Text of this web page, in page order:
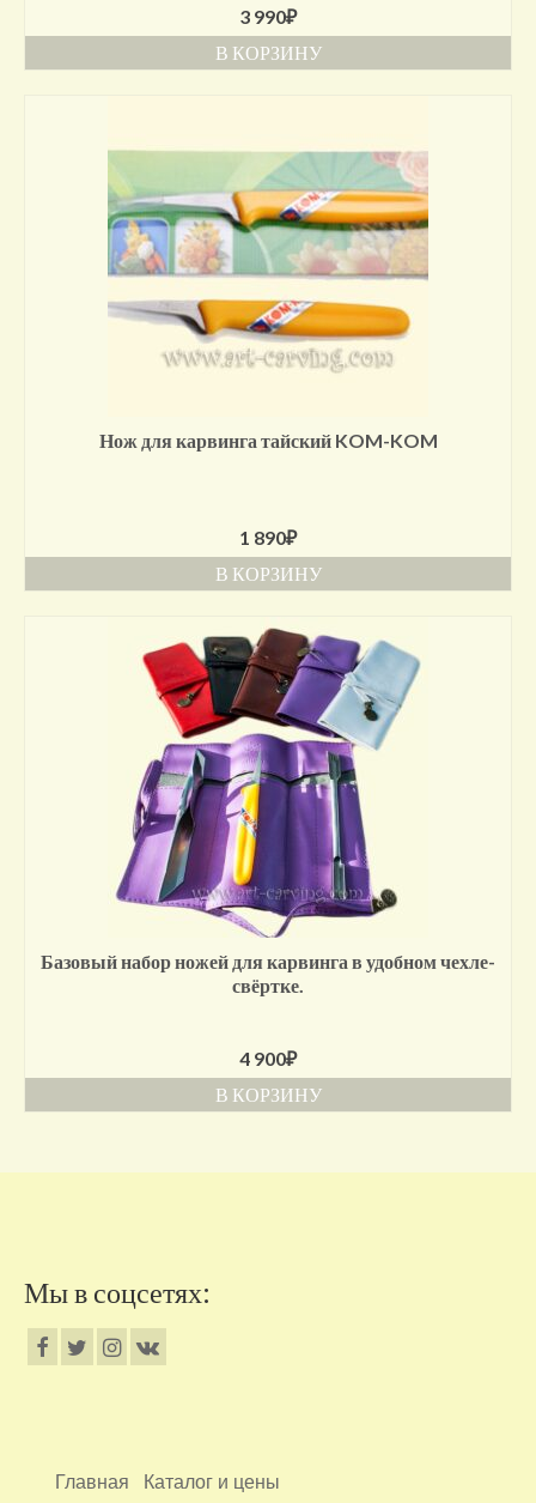
3 990₽
В КОРЗИНУ
Нож для карвинга тайский KOM-KOM
1 890₽
В КОРЗИНУ
Базовый набор ножей для карвинга в удобном чехле-
свёртке.
4 900₽
В КОРЗИНУ
Мы в соцсетях:
Главная Каталог и цены